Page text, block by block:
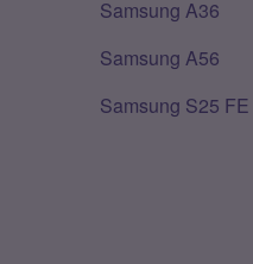
Samsung A36
Samsung A56
Samsung S25 FE